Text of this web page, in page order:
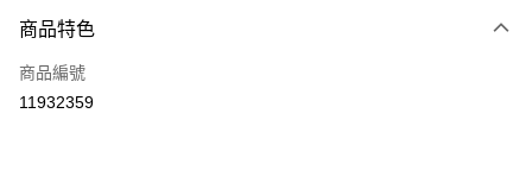
信用卡一次付款
超商取貨付款
商品特色
商品編號
11932359